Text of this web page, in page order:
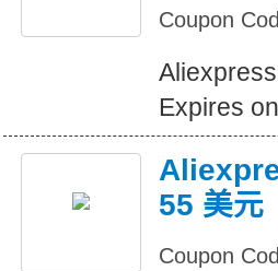
Coupon
Expires
55 美元
Coupon